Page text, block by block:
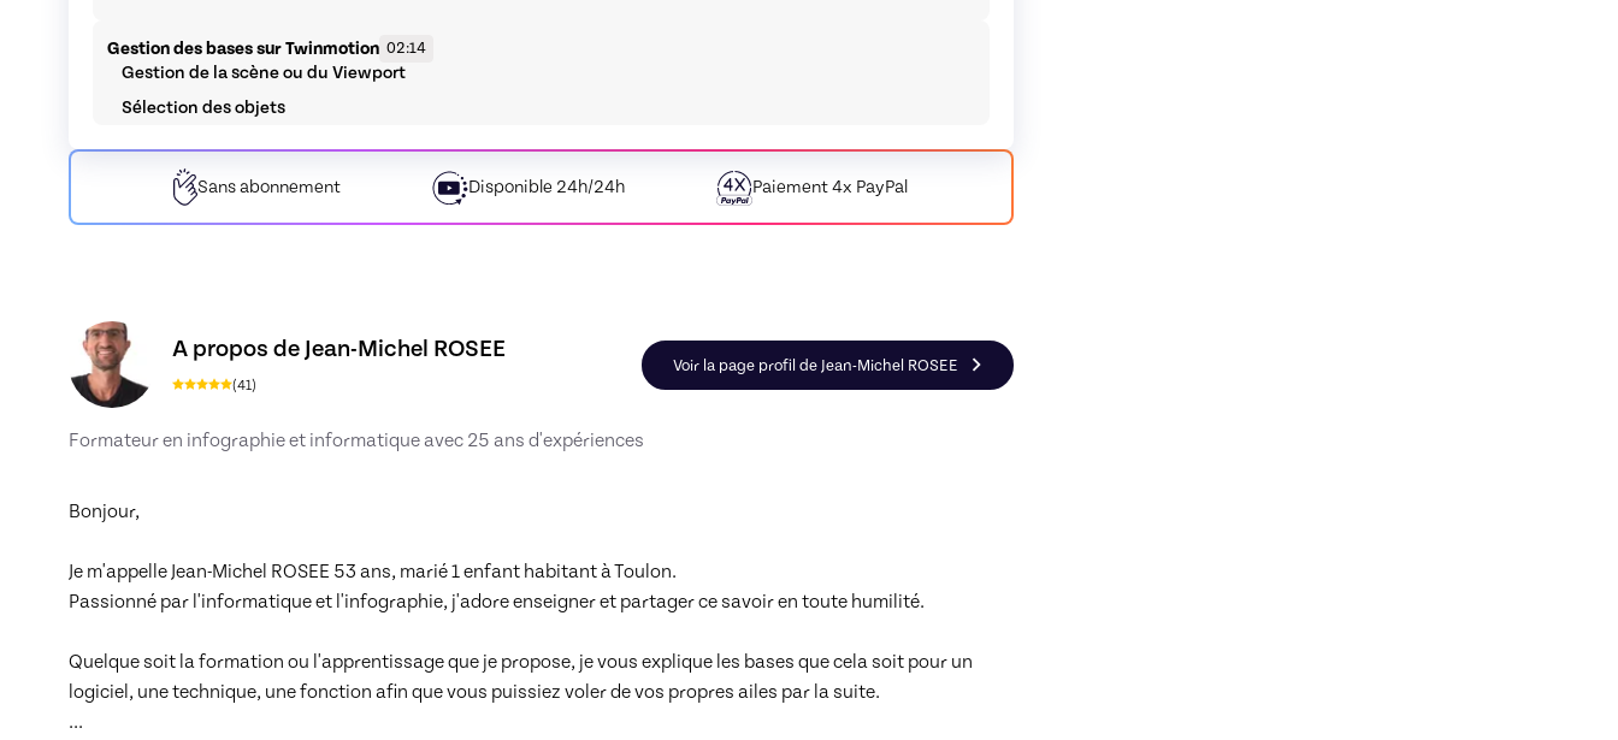
Gestion des bases sur Twinmotion 02:14
Gestion de la scène ou du Viewport
Sélection des objets
Gestion des types de lumières
Gestion de la librairie Twinmotion
Export / Import d'images ou vidéos 01:16
Exportation de photos
Exportation en vidéos
Export Sketchup et Blender
Conclusion
Sansabonnement Disponible 24h/24h Paiement4x PayPal
A propos de Jean-Michel ROSEE
(41)
Voir la page profil de Jean-Michel ROSEE
Formateur en infographie et informatique avec 25 ans d'expériences
Bonjour,
Je m'appelle Jean-Michel ROSEE 53 ans, marié 1 enfant habitant à Toulon.
Passionné par l'informatique et l'infographie, j'adore enseigner et partager ce savoir en toute humilité.
Quelque soit la formation ou l'apprentissage que je propose, je vous explique les bases que cela soit pour un
...